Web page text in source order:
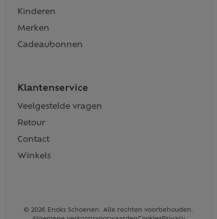
Kinderen
Merken
Cadeaubonnen
Klantenservice
Veelgestelde vragen
Retour
Contact
Winkels
© 2026 Enoks Schoenen. Alle rechten voorbehouden.